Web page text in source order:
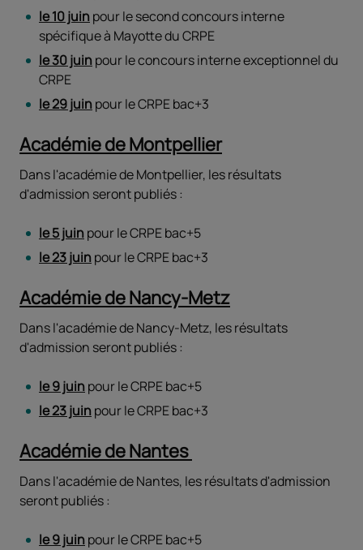
le 10 juinpour le second concours interne
spécifique à Mayotte du CRPE
le 30 juinpour le concours interne exceptionnel du
CRPE
le 29 juinpour le CRPE bac+3
Académie de Montpellier
Dans l'académie de Montpellier, les résultats
d'admission seront publiés :
le 5 juinpour le CRPE bac+5
le 23 juinpour le CRPE bac+3
Académie de Nancy-Metz
Dans l'académie de Nancy-Metz, les résultats
d'admission seront publiés :
le 9 juinpour le CRPE bac+5
le 23 juinpour le CRPE bac+3
Académie de Nantes
Dans l'académie de Nantes, les résultats d'admission
seront publiés :
le 9 juinpour le CRPE bac+5